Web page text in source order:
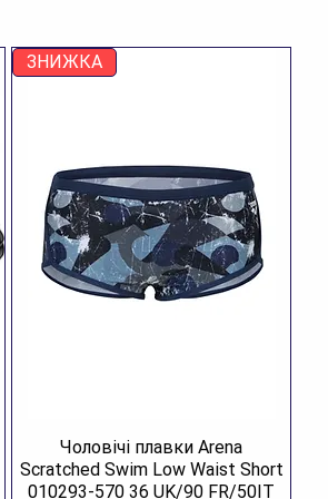
ЗНИЖКА
Чоловічі плавки Arena
Scratched Swim Low Waist Short
010293-570 36 UK/90 FR/50IT